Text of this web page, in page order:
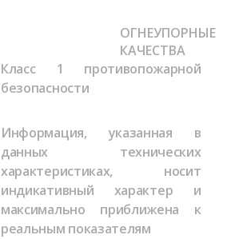
ОГНЕУПОРНЫЕ
КАЧЕСТВА
Класс 1 противопожарной
безопасности
Информация, указанная в
данных технических
характеристиках, носит
индикативный характер и
максимально приближена к
реальным показателям